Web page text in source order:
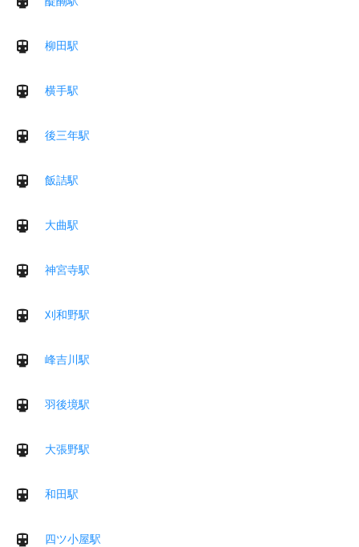
柳田駅
横手駅
後三年駅
飯詰駅
大曲駅
神宮寺駅
刈和野駅
峰吉川駅
羽後境駅
大張野駅
和田駅
四ツ小屋駅